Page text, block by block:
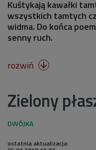
Kuśtykają kawałki
wszystkich tamtych
widma. Do końca
senny ruch.
rozwiń 
Zielony
ostatnia aktualizacja: